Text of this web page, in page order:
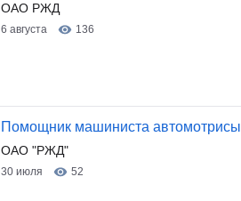
ОАО РЖД
6 августа 136
Помощник машиниста автомотрисы
ОАО "РЖД"
30 июля 52